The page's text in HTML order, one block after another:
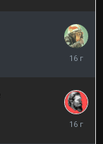
13
12